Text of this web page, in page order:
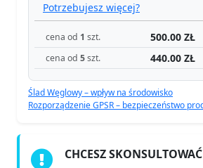
Potrzebujesz więcej?
cena od 1 szt. 500.00 ZŁ
cena od 5szt. 440.00 ZŁ
Ślad Węglowy – wpływ na środowisko
Rozporządzenie GPSR – bezpieczeństwo
CHCESZ